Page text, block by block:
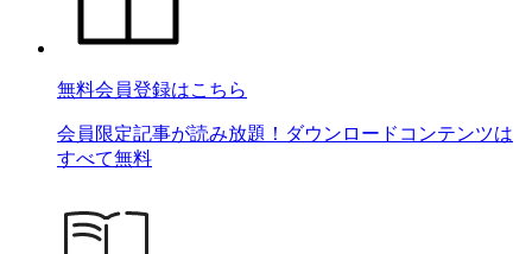
無料会員登録はこちら
会員限定記事が読み放題！ダウンロードコンテンツは
すべて無料